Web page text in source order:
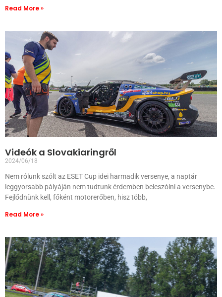
Read More »
Videók a Slovakiaringről
2024/06/18
Nem rólunk szólt az ESET Cup idei harmadik versenye, a naptár
leggyorsabb pályáján nem tudtunk érdemben beleszólni a versenybe.
Fejlődnünk kell, főként motorerőben, hisz több,
Read More »